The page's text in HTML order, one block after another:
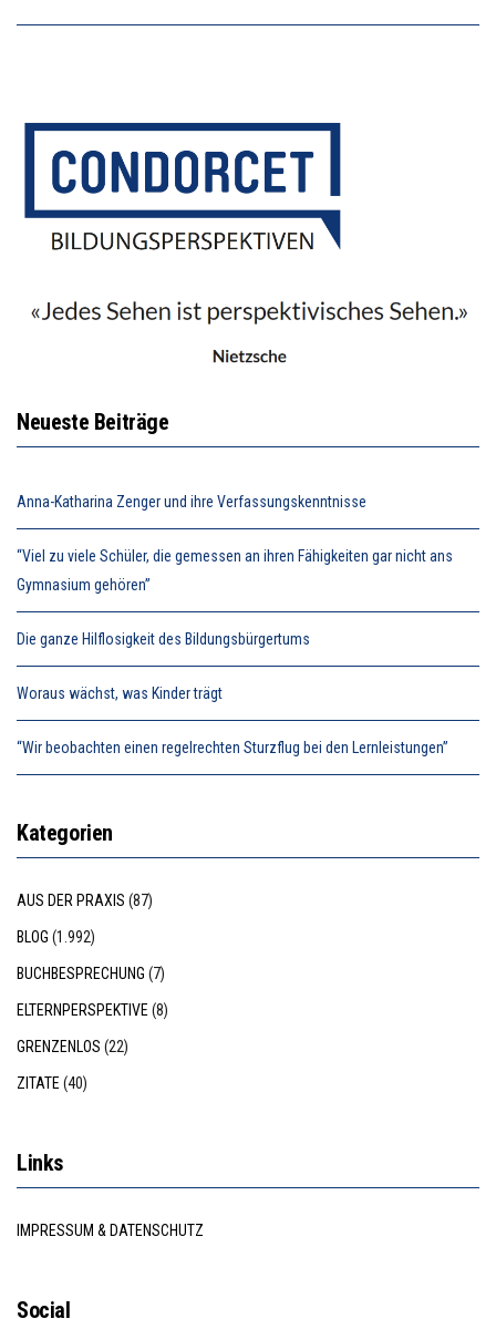
Neueste Beiträge
Anna-Katharina Zenger und ihre Verfassungskenntnisse
“Viel zu viele Schüler, die gemessen an ihren Fähigkeiten gar nicht ans
Gymnasium gehören”
Die ganze Hilflosigkeit des Bildungsbürgertums
Woraus wächst, was Kinder trägt
“Wir beobachten einen regelrechten Sturzflug bei den Lernleistungen”
Kategorien
AUS DER PRAXIS (87)
BLOG (1.992)
BUCHBESPRECHUNG (7)
ELTERNPERSPEKTIVE (8)
GRENZENLOS (22)
ZITATE (40)
Links
IMPRESSUM & DATENSCHUTZ
Social